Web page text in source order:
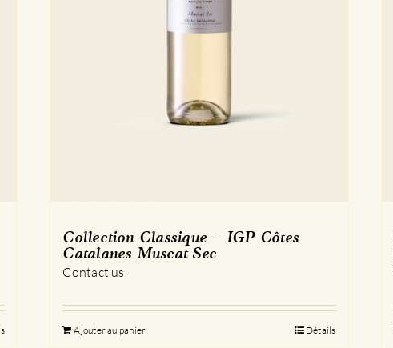
Collection Classique – IGP Côtes
Catalanes Muscat Sec
Contact us
Ajouter au panier Détails